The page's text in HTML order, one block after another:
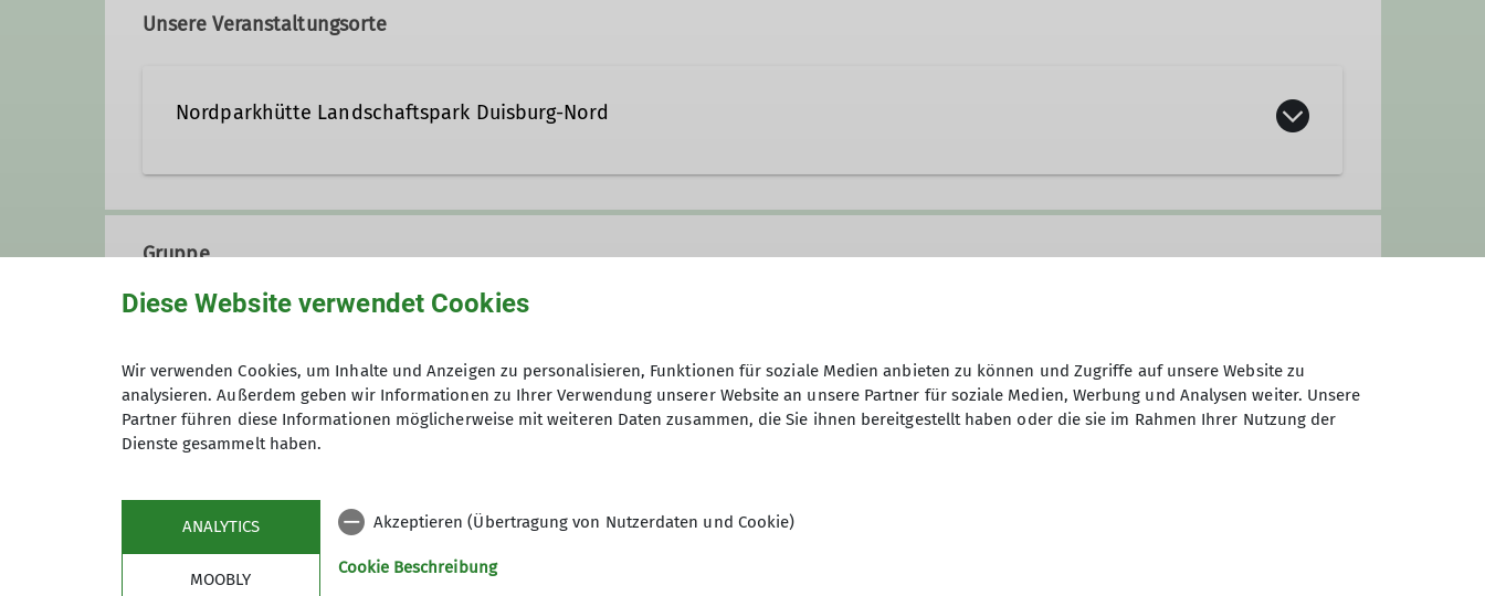
Unsere Veranstaltungsorte
Nordparkhütte Landschaftspark Duisburg-Nord
Gruppe
Die KulTourwandergruppe verbindet das Wandern mit einem kulturellen Ereignis, wobei sich die Schwerpunkte auch
Mehrmals im Jahr unternehmen wir Mehrtagestouren auch in der weiteren Umgebung. Die Anreise erfolgt dann möglichst
Gruppenmitglieder bereiten die Touren vor. Zusätzlich finden vor Ort oftmals fachkundige Führungen statt und
Diese Website verwendet Cookies
Wir verwenden Cookies, um Inhalte und Anzeigen zu personalisieren, Funktionen für soziale Medien anbieten zu können und Zugriffe auf unsere Website zu
analysieren. Außerdem geben wir Informationen zu Ihrer Verwendung unserer Website an unsere Partner für soziale Medien, Werbung und Analysen weiter. Unsere
Partner führen diese Informationen möglicherweise mit weiteren Daten zusammen, die Sie ihnen bereitgestellt haben oder die sie im Rahmen Ihrer Nutzung der
Dienste gesammelt haben.
ANALYTICS
MOOBLY
Akzeptieren (Übertragung von Nutzerdaten und Cookie)
Cookie Beschreibung